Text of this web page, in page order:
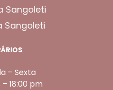
Sangoleti
Sangoleti
– Sexta
18:00 pm